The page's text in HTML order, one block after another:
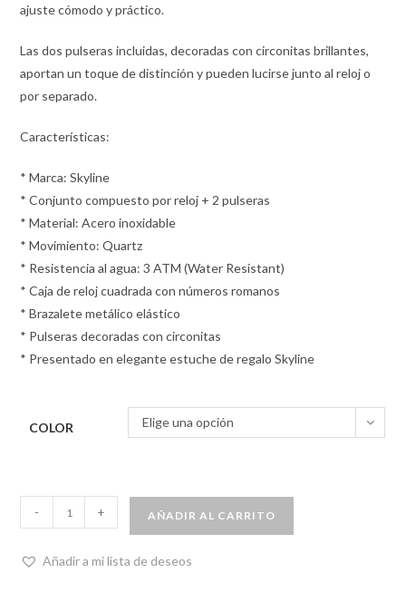
ajuste cómodo y práctico.
Las dos pulseras incluidas, decoradas con circonitas brillantes,
aportan un toque de distinción y pueden lucirse junto al reloj o
por separado.
Características:
* Marca: Skyline
* Conjunto compuesto por reloj + 2 pulseras
* Material: Acero inoxidable
* Movimiento: Quartz
* Resistencia al agua: 3 ATM (Water Resistant)
* Caja de reloj cuadrada con números romanos
* Brazalete metálico elástico
* Pulseras decoradas con circonitas
* Presentado en elegante estuche de regalo Skyline
COLOR Elige una opción
- + AÑADIR AL CARRITO
Añadir a mi lista de deseos